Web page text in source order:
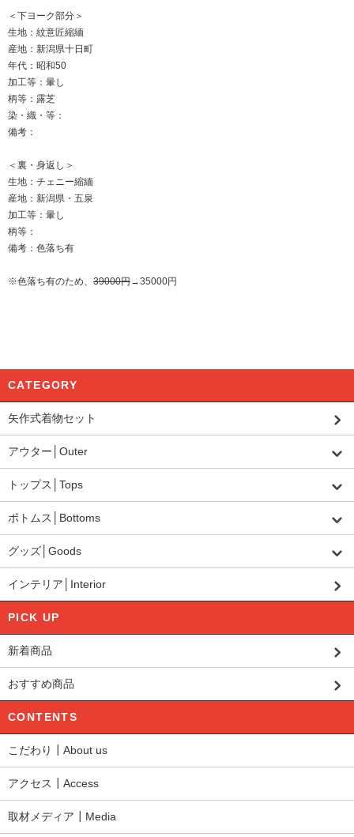
＜下ヨーク部分＞
生地：紋意匠縮緬
産地：新潟県十日町
年代：昭和50
加工等：暈し
柄等：露芝
染・織・等：
備考：
＜裏・身返し＞
生地：チェニー縮緬
産地：新潟県・五泉
加工等：暈し
柄等：
備考：色落ち有
※色落ち有のため、 39000円→35000円
CATEGORY
矢作式着物セット
アウター│Outer
トップス│Tops
ボトムス│Bottoms
グッズ│Goods
インテリア│Interior
PICK UP
新着商品
おすすめ商品
CONTENTS
こだわり┃About us
アクセス┃Access
取材メディア┃Media